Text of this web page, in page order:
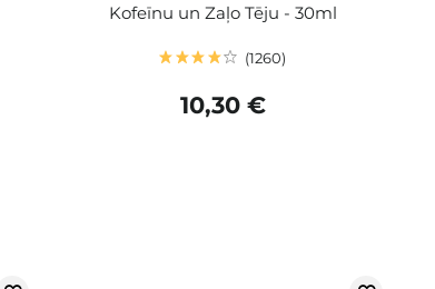
Kofeīnu un Zaļo Tēju - 30ml
1260
10,30 €